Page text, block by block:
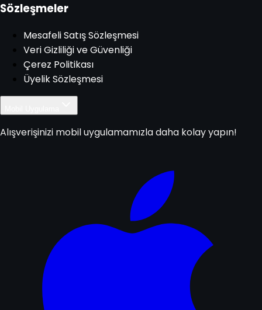
Sözleşmeler
Mesafeli Satış Sözleşmesi
Veri Gizliliği ve Güvenliği
Çerez Politikası
Üyelik Sözleşmesi
Alışverişinizi mobil uygulamamızla daha kolay yapın!